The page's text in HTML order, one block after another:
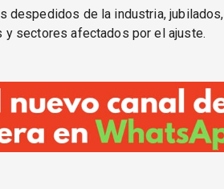
despedidos de la industria, jubilados,
sectores afectados por el ajuste.